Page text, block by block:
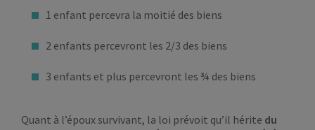
1 enfant percevra la moitié des biens
2 enfants percevront les 2/3 des biens
3 enfants et plus percevront les ¾ des biens
Quant à l’époux survivant, la loi prévoit qu’il hérite du